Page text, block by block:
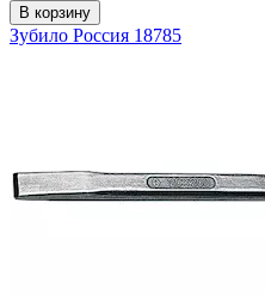
В корзину
Зубило Россия 18785